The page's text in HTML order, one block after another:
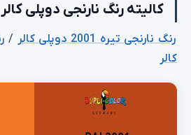
کالیته رنگ نارنجی دوپلی کالر
رنگ نارنجی تیره 2001 دوپلی کالر /
کالر